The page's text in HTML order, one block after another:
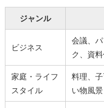
ジャンル
ビジネス
会議、
ク、資
家庭・ライフ
スタイル
料理、
い物風景